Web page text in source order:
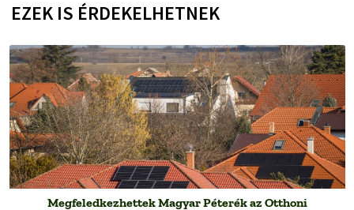
EZEK IS ÉRDEKELHETNEK
Megfeledkezhettek Magyar Péterék az Otthoni